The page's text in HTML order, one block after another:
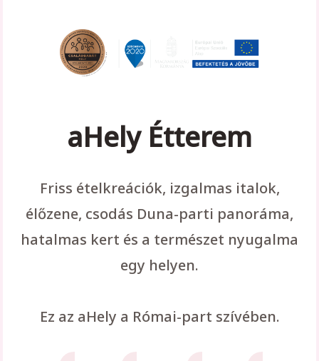
aHely Étterem
Friss ételkreációk, izgalmas italok,
élőzene, csodás Duna-parti panoráma,
hatalmas kert és a természet nyugalma
egy helyen.
Ez az aHely a Római-part szívében.